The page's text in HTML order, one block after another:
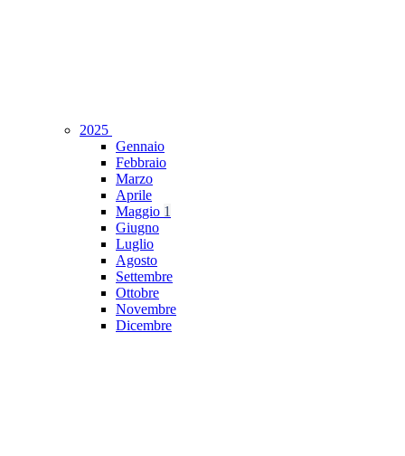
2025
Gennaio
Febbraio
Marzo
Aprile
Maggio 1
Giugno
Luglio
Agosto
Settembre
Ottobre
Novembre
Dicembre